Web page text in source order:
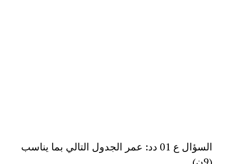
السؤال ع 01 دد: عمر الجدول التالي بما يناسب